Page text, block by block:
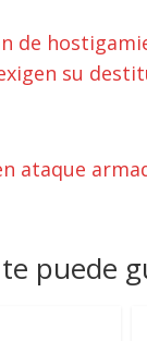
de
su
ataque
puede